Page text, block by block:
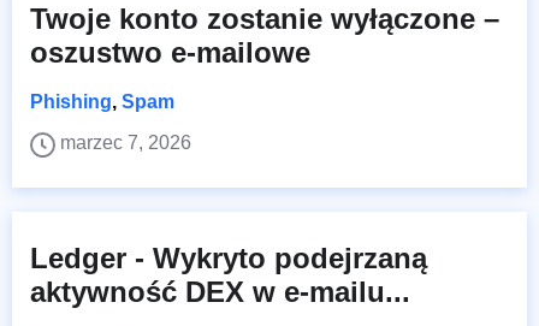
Twoje konto zostanie wyłączone –
oszustwo e-mailowe
Phishing, Spam
marzec 7, 2026
Ledger - Wykryto podejrzaną
aktywność DEX w e-mailu...